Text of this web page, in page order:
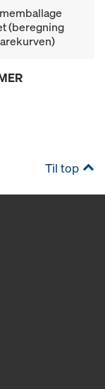
(beregning
Til top